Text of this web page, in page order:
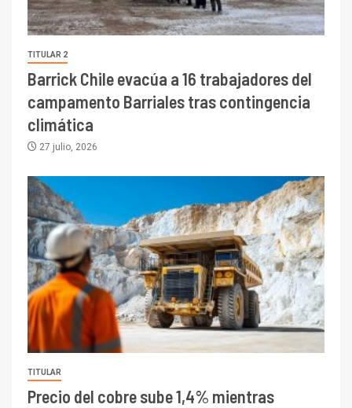
TITULAR 2
Barrick Chile evacúa a 16 trabajadores del
campamento Barriales tras contingencia
climática
27 julio, 2026
TITULAR
Precio del cobre sube 1,4% mientras